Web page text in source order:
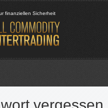
finanziellen Sicherheit